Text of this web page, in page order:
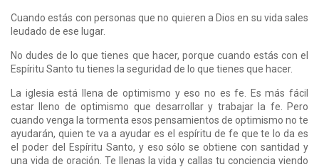
Cuando estás con personas que no quieren a Dios en su vida sales
leudado de ese lugar.
No dudes de lo que tienes que hacer, porque cuando estás con el
Espíritu Santo tu tienes la seguridad de lo que tienes que hacer.
La iglesia está llena de optimismo y eso no es fe. Es más fácil
estar lleno de optimismo que desarrollar y trabajar la fe. Pero
cuando venga la tormenta esos pensamientos de optimismo no te
ayudarán, quien te va a ayudar es el espíritu de fe que te lo da es
el poder del Espíritu Santo, y eso sólo se obtiene con santidad y
una vida de oración. Te llenas la vida y callas tu conciencia viendo